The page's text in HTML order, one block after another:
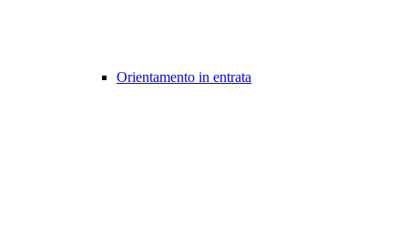
Orientamento in entrata